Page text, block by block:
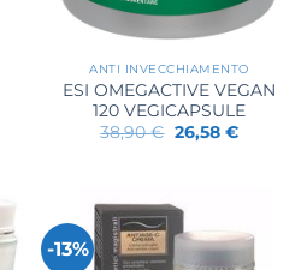
ANTI INVECCHIAMENTO
ESI OMEGACTIVE VEGAN
120 VEGICAPSULE
38,90€ Il
prezzo
26,58 €Il
-13%